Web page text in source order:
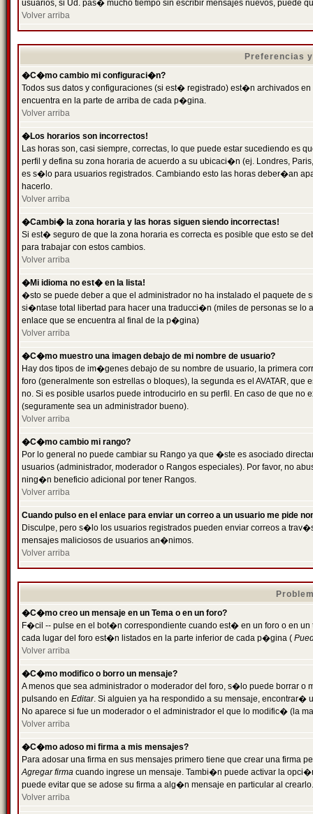
usuarios, si Ud. pas� mucho tiempo sin escribir mensajes nuevos, puede
Volver arriba
Preferencias
�C�mo cambio mi configuraci�n?
Todos sus datos y configuraciones (si est� registrado) est�n archivados
encuentra en la parte de arriba de cada p�gina.
Volver arriba
�Los horarios son incorrectos!
Las horas son, casi siempre, correctas, lo que puede estar sucediendo es
perfil y defina su zona horaria de acuerdo a su ubicaci�n (ej. Londres,
es s�lo para usuarios registrados. Cambiando esto las horas deber�an
hacerlo.
Volver arriba
�Cambi� la zona horaria y las horas siguen siendo incorrectas!
Si est� seguro de que la zona horaria es correcta es posible que esto se
para trabajar con estos cambios.
Volver arriba
�Mi idioma no est� en la lista!
�sto se puede deber a que el administrador no ha instalado el paquete
si�ntase total libertad para hacer una traducci�n (miles de personas se
enlace que se encuentra al final de la p�gina)
Volver arriba
�C�mo muestro una imagen debajo de mi nombre de usuario?
Hay dos tipos de im�genes debajo de su nombre de usuario, la primera
foro (generalmente son estrellas o bloques), la segunda es el AVATAR,
no. Si es posible usarlos puede introducirlo en su perfil. En caso de que
(seguramente sea un administrador bueno).
Volver arriba
�C�mo cambio mi rango?
Por lo general no puede cambiar su Rango ya que �ste es asociado
usuarios (administrador, moderador o Rangos especiales). Por favor, no
ning�n beneficio adicional por tener Rangos.
Volver arriba
Cuando pulso en el enlace para enviar un correo a un usuario me pide
Disculpe, pero s�lo los usuarios registrados pueden enviar correos a
mensajes maliciosos de usuarios an�nimos.
Volver arriba
�C�mo creo un mensaje en un Tema o en un foro?
F�cil -- pulse en el bot�n correspondiente cuando est� en un foro o en
cada lugar del foro est�n listados en la parte inferior de cada p�gina (
Volver arriba
�C�mo modifico o borro un mensaje?
A menos que sea administrador o moderador del foro, s�lo puede borrar o
pulsando en Editar. Si alguien ya ha respondido a su mensaje, encontrar�
No aparece si fue un moderador o el administrador el que lo modific� (la
Volver arriba
�C�mo adoso mi firma a mis mensajes?
Para adosar una firma en sus mensajes primero tiene que crear una firma
Agregar firma cuando ingrese un mensaje. Tambi�n puede activar la
puede evitar que se adose su firma a alg�n mensaje en particular al crearlo.
Volver arriba